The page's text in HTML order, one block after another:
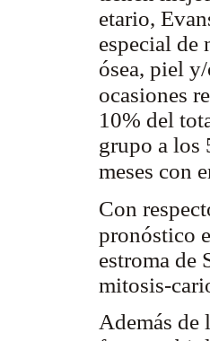
etario,
especial de
ósea, piel
ocasiones
10% del
grupo a los
meses con
Con
pronóstico
estroma de
mitosis-
Además de